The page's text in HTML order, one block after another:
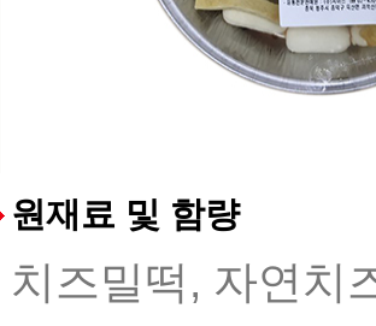
원재료 및 함량
치즈밀떡, 자연치